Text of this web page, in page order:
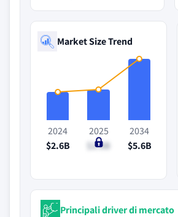
Market Size Trend
2024
$2.6B
2025
$2.8B
2034
$5.6B
Principali driver di mercato